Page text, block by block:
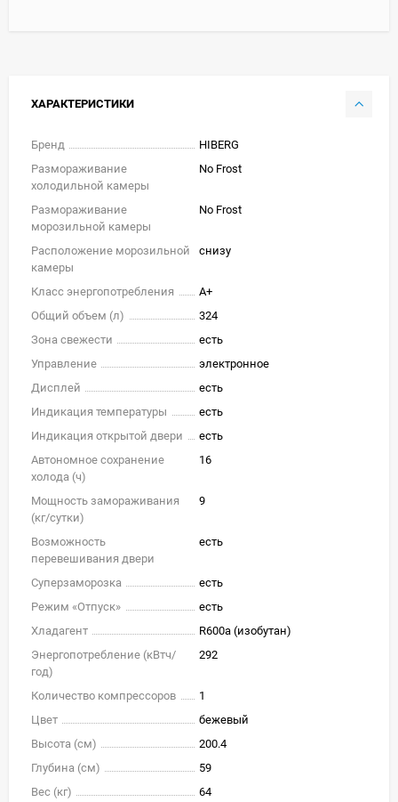
ХАРАКТЕРИСТИКИ
Бренд
HIBERG
Размораживание
холодильной камеры
No Frost
Размораживание
морозильной камеры
No Frost
Расположение морозильной
камеры
снизу
Класс энергопотребления
A+
Общий объем (л)
324
Зона свежести
есть
Управление
электронное
Дисплей
есть
Индикация температуры
есть
Индикация открытой двери
есть
Автономное сохранение
холода (ч)
16
Мощность замораживания
(кг/cутки)
9
Возможность
перевешивания двери
есть
Суперзаморозка
есть
Режим «Отпуск»
есть
Хладагент
R600a (изобутан)
Энергопотребление (кВтч/
год)
292
Количество компрессоров
1
Цвет
бежевый
Высота (см)
200.4
Глубина (см)
59
Вес (кг)
64